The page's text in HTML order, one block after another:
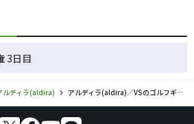
3日目
ルディラ(aldira) アルディラ(aldira)／VSのゴルフギアの口コミ評価